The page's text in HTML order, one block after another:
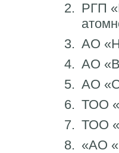
РГП
АО
АО
АО
ТОО
ТОО
«АО